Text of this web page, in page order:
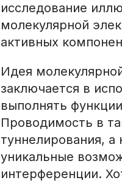
исследование
молекулярной
активных
Идея
заключается в
выполнять
Проводимость в
туннелирования, а
уникальные
интерференции.